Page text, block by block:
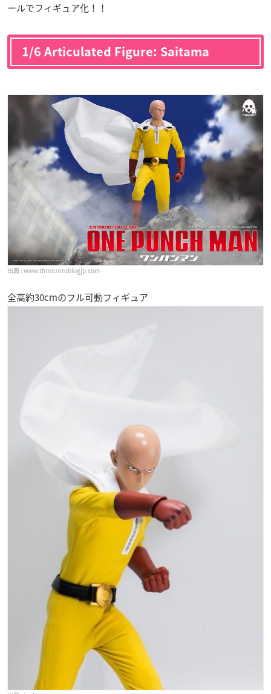
ールでフィギュア化！！
1/6 Articulated Figure: Saitama
www.threezeroblogjp.com
全高約30cmのフル可動フィギュア